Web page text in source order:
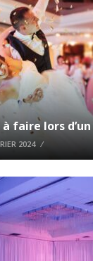
faire lors
2024